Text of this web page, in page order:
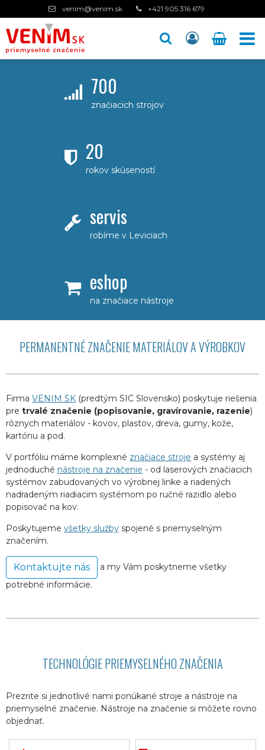
venim@venim.sk +421 905 316 679
700
značiacich strojov
20
rokov skúseností
servis
robíme v Leviciach
eshop
na značiace nástroje
PERMANENTNÉ ZNAČENIE MATERIÁLOV A VÝROBKOV
Firma VENIM SK (predtým SIC Slovensko) poskytuje riešenia
pre trvalé značenie (popisovanie, gravírovanie, razenie)
rôznych materiálov - kovov, plastov, dreva, gumy, kože,
kartónu a pod.
V portfóliu máme komplexné značiace stroje a systémy aj
jednoduché nástroje na značenie - od laserových značiacich
systémov zabudovaných vo výrobnej linke a riadených
nadradeným riadiacim systémom po ručné razidlo alebo
popisovač na kov.
Poskytujeme všetky služby spojené s priemyselným
značením.
Kontaktujte nás
a my Vám poskytneme všetky
potrebné informácie.
TECHNOLÓGIE PRIEMYSELNÉHO ZNAČENIA
Prezrite si jednotlivé nami ponúkané stroje a nástroje na
priemyselné značenie. Nástroje na značenie si môžete rovno
objednať.